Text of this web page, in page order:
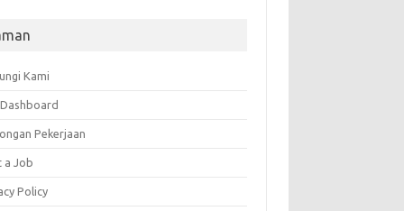
Kami
Pekerjaan
a Job
Policy